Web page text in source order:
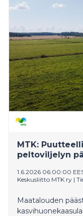
korjaustoiminnan
MTK:
peltoviljelyn
1.6.2026 06:00:00
Keskusliitto MTK ry |
Maatalouden